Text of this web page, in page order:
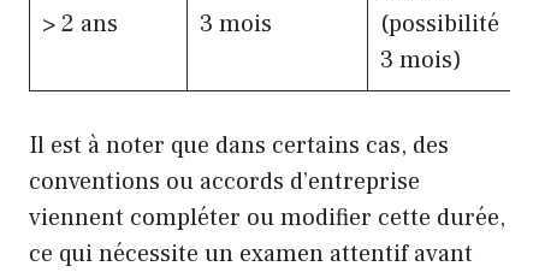
> 2 ans 3 mois
(possibilité
3 mois)
Il est à noter que dans certains cas, des
conventions ou accords d’entreprise
viennent compléter ou modifier cette durée,
ce qui nécessite un examen attentif avant